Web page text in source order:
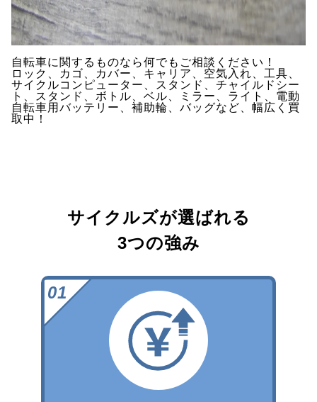
自転車に関するものなら何でもご相談ください！
ロック、カゴ、カバー、キャリア、空気入れ、工具、
サイクルコンピューター、スタンド、チャイルドシー
ト、スタンド、ボトル、ベル、ミラー、ライト、電動
自転車用バッテリー、補助輪、バッグなど、幅広く買
取中！
サイクルズが選ばれる
3つの強み